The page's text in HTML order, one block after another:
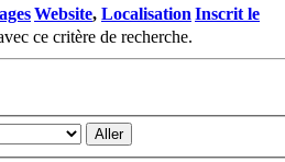
Website, Localisation Inscrit le
ce critère de recherche.